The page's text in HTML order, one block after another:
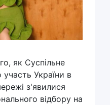
як Суспільне
України в
з'явилися
відбору на